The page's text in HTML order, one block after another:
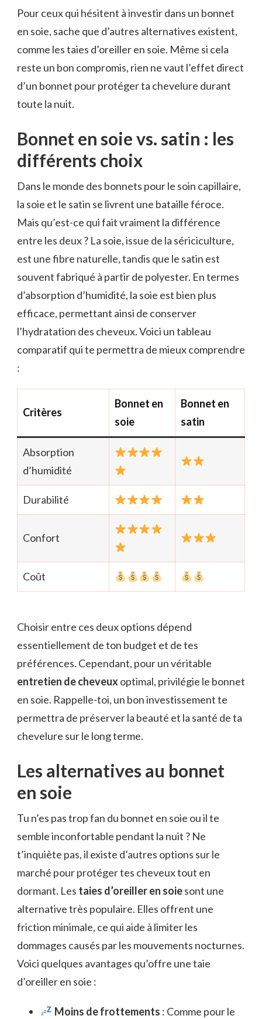
Pour ceux qui hésitent à investir dans un bonnet
en soie, sache que d’autres alternatives existent,
comme les taies d’oreiller en soie. Même si cela
reste un bon compromis, rien ne vaut l’effet direct
d’un bonnet pour protéger ta chevelure durant
toute la nuit.
Bonnet en soie vs. satin : les
différents choix
Dans le monde des bonnets pour le soin capillaire,
la soie et le satin se livrent une bataille féroce.
Mais qu’est-ce qui fait vraiment la différence
entre les deux ? La soie, issue de la sériciculture,
est une fibre naturelle, tandis que le satin est
souvent fabriqué à partir de polyester. En termes
d’absorption d’humidité, la soie est bien plus
efficace, permettant ainsi de conserver
l’hydratation des cheveux. Voici un tableau
comparatif qui te permettra de mieux comprendre
:
Critères
Bonnet en
soie
Bonnet en
satin
Absorption
d’humidité
Durabilité
Confort
Coût
Choisir entre ces deux options dépend
essentiellement de ton budget et de tes
préférences. Cependant, pour un véritable
entretien de cheveux optimal, privilégie le bonnet
en soie. Rappelle-toi, un bon investissement te
permettra de préserver la beauté et la santé de ta
chevelure sur le long terme.
Les alternatives au bonnet
en soie
Tu n’es pas trop fan du bonnet en soie ou il te
semble inconfortable pendant la nuit ? Ne
t’inquiète pas, il existe d’autres options sur le
marché pour protéger tes cheveux tout en
dormant. Les taies d’oreiller en soiesont une
alternative très populaire. Elles offrent une
friction minimale, ce qui aide à limiter les
dommages causés par les mouvements nocturnes.
Voici quelques avantages qu’offre une taie
d’oreiller en soie :
Moins de frottements : Comme pour le